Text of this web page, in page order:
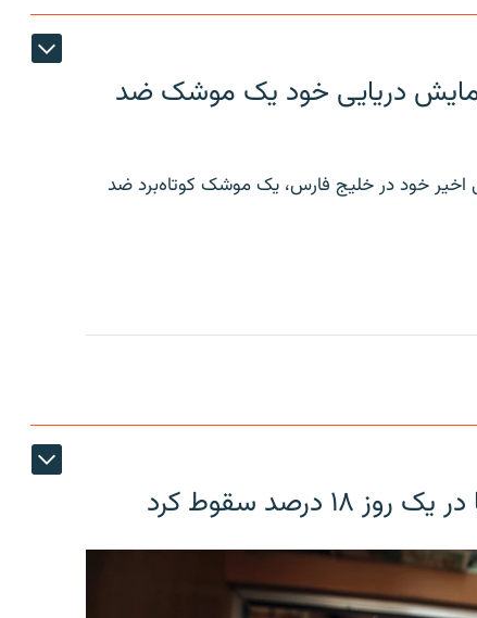
رزمایش دریایی خود یک موشک ضد
اخیر خود در خلیج فارس، یک موشک کوتاه‌برد ضد
سقوط کرد